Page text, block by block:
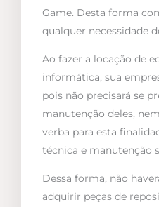
Game. Desta forma
qualquer necessidade
Ao fazer a locação de
informática, sua
pois não precisará se
manutenção deles,
verba para esta
técnica e manutenção
Dessa forma, não
adquirir peças de